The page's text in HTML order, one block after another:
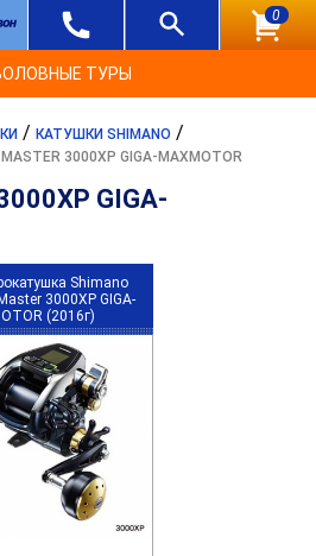
0
ТУРЫ
/ КАТУШКИ SHIMANO /
3000XP GIGA-MAXMOTOR
GIGA-
Shimano
3000XP GIGA-
(2016г)